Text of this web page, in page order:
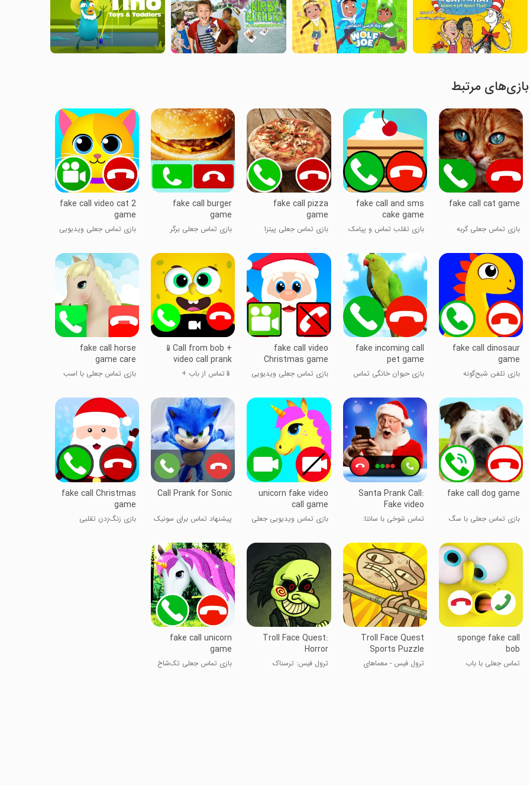
بازی‌های مرتبط
fake call cat game
بازی تماس جعلی گربه
fake call and sms
cake game
بازی تقلب تماس و پیامک
fake call pizza
game
بازی تماس جعلی پیتزا
fake call burger
game
بازی تماس جعلی برگر
fake call video cat 2
game
بازی تماس جعلی ویدیویی
fake call dinosaur
game
بازی تلفن شبح‌گونه
fake incoming call
pet game
بازی حیوان خانگی تماس
fake call video
Christmas game
بازی تماس جعلی ویدیویی
📱Call from bob +
video call prank
Simulation
📱تماس از باب +
ویدیویی
fake call horse
game care
بازی تماس جعلی با اسب
fake call dog game
بازی تماس جعلی با سگ
Santa Prank Call:
Fake video
تماس شوخی با سانتا:
unicorn fake video
call game
بازی تماس ویدیویی جعلی
Call Prank for Sonic
پیشنهاد تماس برای سونیک
fake call Christmas
game
بازی زنگ‌زدن تقلبی
sponge fake call
bob
تماس جعلی با باب
Troll Face Quest
Sports Puzzle
ترول فیس - معماهای
Troll Face Quest:
Horror
ترول فیس: ترسناک
fake call unicorn
game
بازی تماس جعلی تک‌شاخ